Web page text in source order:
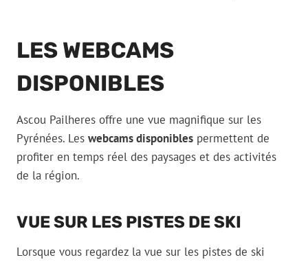
LES WEBCAMS
DISPONIBLES
Ascou Pailheres offre une vue magnifique sur les
Pyrénées. Les webcams disponibles permettent de
profiter en temps réel des paysages et des activités
de la région.
VUE SUR LES PISTES DE SKI
Lorsque vous regardez la vue sur les pistes de ski